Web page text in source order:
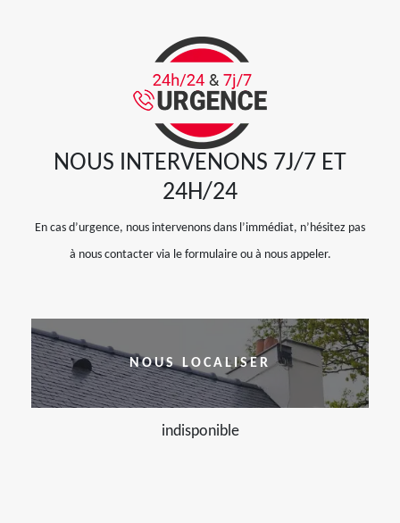
NOUS INTERVENONS 7J/7 ET
24H/24
En cas d’urgence, nous intervenons dans l’immédiat, n’hésitez pas
à nous contacter via le formulaire ou à nous appeler.
NOUS LOCALISER
indisponible